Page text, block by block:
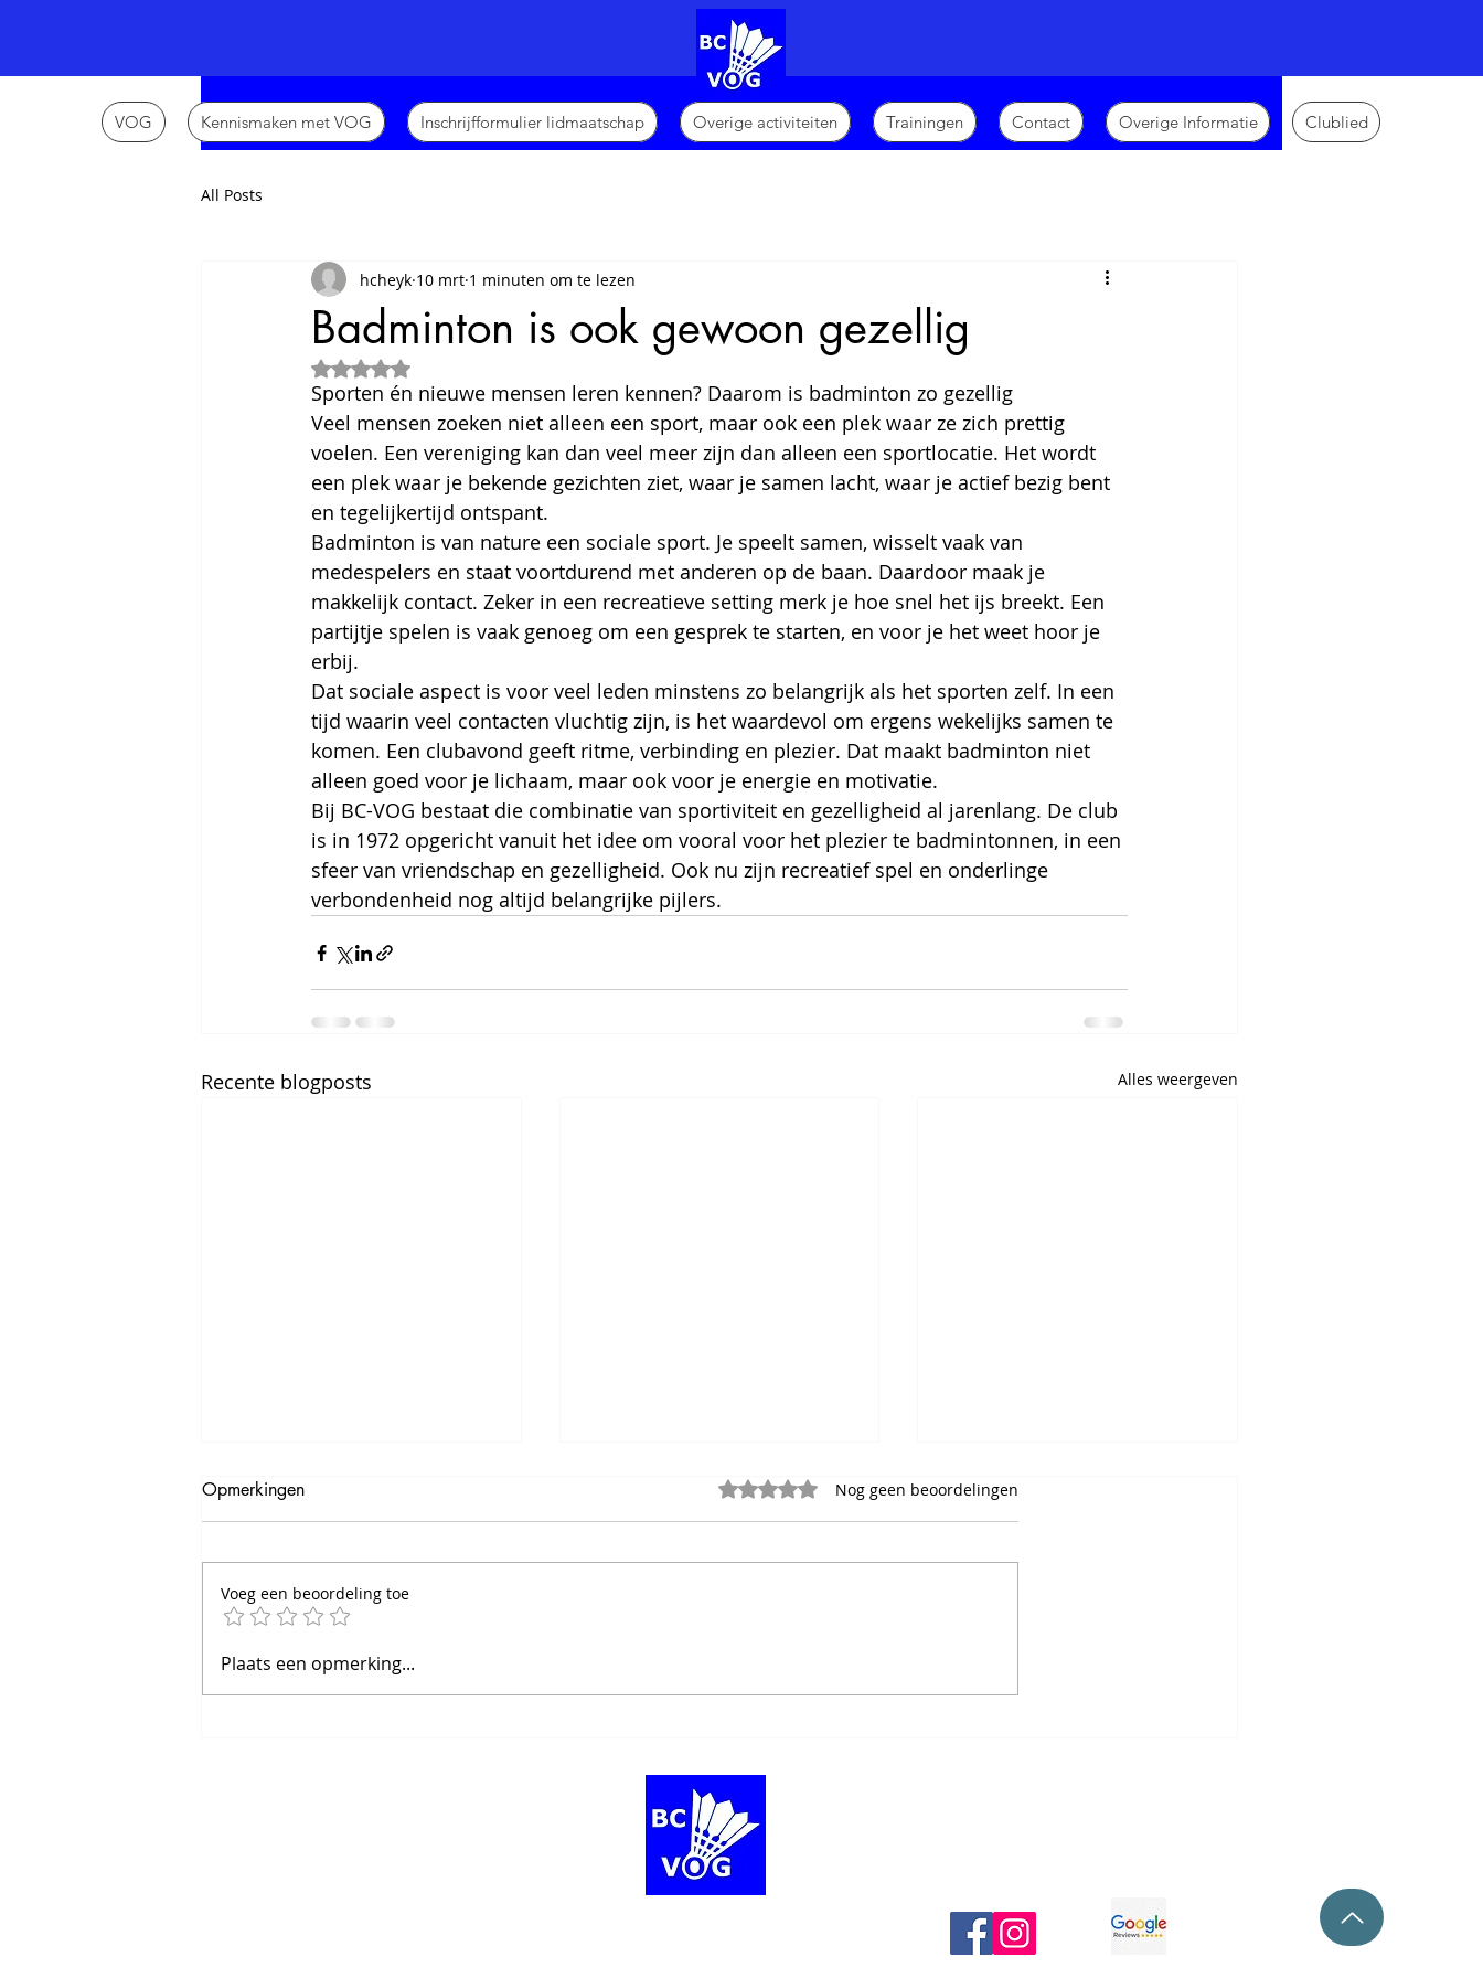
VOG Kennismaken met VOG Inschrijfformulier lidmaatschap Overige activiteiten Trainingen Contact Overige Informatie Clublied
All Posts
Badminton is ook gewoon gezellig
hcheyk 10 mrt 1 minuten om te lezen
Beoordeeld met NaN uit 5 sterren.
Sporten én nieuwe mensen leren kennen? Daarom is badminton zo gezellig
Veel mensen zoeken niet alleen een sport, maar ook een plek waar ze zich prettig
voelen. Een vereniging kan dan veel meer zijn dan alleen een sportlocatie. Het wordt
een plek waar je bekende gezichten ziet, waar je samen lacht, waar je actief bezig bent
en tegelijkertijd ontspant.
Badminton is van nature een sociale sport. Je speelt samen, wisselt vaak van
medespelers en staat voortdurend met anderen op de baan. Daardoor maak je
makkelijk contact. Zeker in een recreatieve setting merk je hoe snel het ijs breekt. Een
partijtje spelen is vaak genoeg om een gesprek te starten, en voor je het weet hoor je
erbij.
Dat sociale aspect is voor veel leden minstens zo belangrijk als het sporten zelf. In een
tijd waarin veel contacten vluchtig zijn, is het waardevol om ergens wekelijks samen te
komen. Een clubavond geeft ritme, verbinding en plezier. Dat maakt badminton niet
alleen goed voor je lichaam, maar ook voor je energie en motivatie.
Bij BC-VOG bestaat die combinatie van sportiviteit en gezelligheid al jarenlang. De club
is in 1972 opgericht vanuit het idee om vooral voor het plezier te badmintonnen, in een
sfeer van vriendschap en gezelligheid. Ook nu zijn recreatief spel en onderlinge
verbondenheid nog altijd belangrijke pijlers.
Recente blogposts Alles weergeven
Een badmintonavond is meer
dan alleen sporten
past bij twintigers en dertigers
Zo laagdrempelig kan sporten
Opmerkingen Beoordeeld met 0 uit 5 sterren.
Nog geen beoordelingen
Voeg een beoordeling toe
Plaats een opmerking...